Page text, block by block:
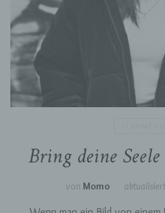
Bring deine
von Momo
Auftragsverarbeiter ist
juristische Person,
andere Stelle, die
Auftrag des
i) Empfänger
Person, Behörde,
Stelle, der
sich bei ihr um einen